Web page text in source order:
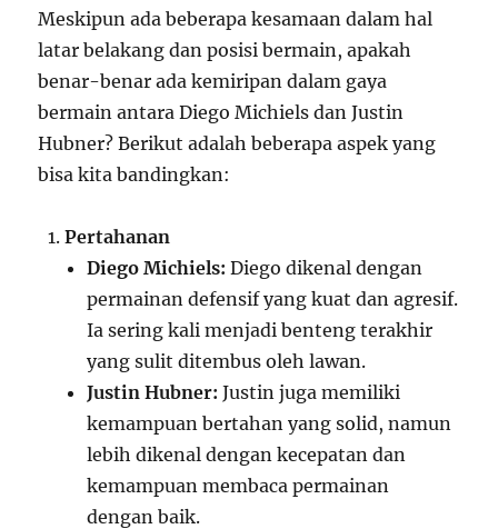
Meskipun ada beberapa kesamaan dalam hal
latar belakang dan posisi bermain, apakah
benar-benar ada kemiripan dalam gaya
bermain antara Diego Michiels dan Justin
Hubner? Berikut adalah beberapa aspek yang
bisa kita bandingkan:
Pertahanan
Diego Michiels: Diego dikenal dengan
permainan defensif yang kuat dan agresif.
Ia sering kali menjadi benteng terakhir
yang sulit ditembus oleh lawan.
Justin Hubner: Justin juga memiliki
kemampuan bertahan yang solid, namun
lebih dikenal dengan kecepatan dan
kemampuan membaca permainan
dengan baik.